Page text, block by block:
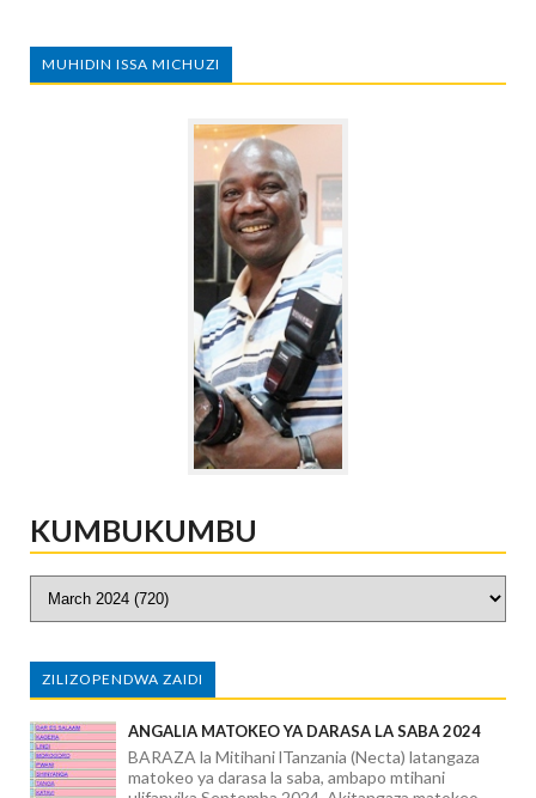
MUHIDIN ISSA MICHUZI
KUMBUKUMBU
ZILIZOPENDWA ZAIDI
ANGALIA MATOKEO YA DARASA LA SABA 2024
BARAZA la Mitihani lTanzania (Necta) latangaza
matokeo ya darasa la saba, ambapo mtihani